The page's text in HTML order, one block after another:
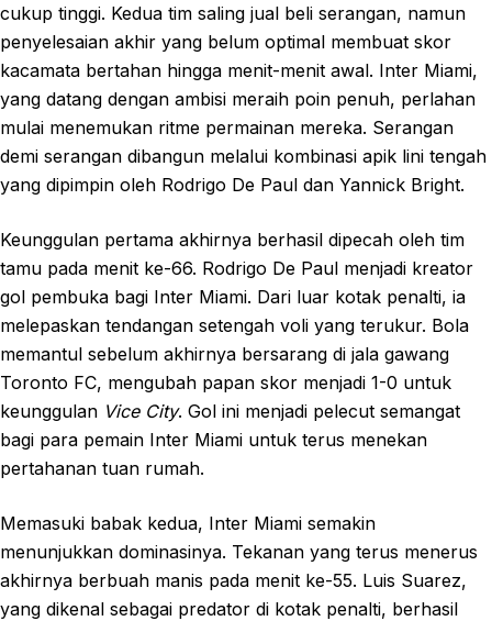
cukup tinggi. Kedua tim saling jual beli serangan, namun
penyelesaian akhir yang belum optimal membuat skor
kacamata bertahan hingga menit-menit awal. Inter Miami,
yang datang dengan ambisi meraih poin penuh, perlahan
mulai menemukan ritme permainan mereka. Serangan
demi serangan dibangun melalui kombinasi apik lini tengah
yang dipimpin oleh Rodrigo De Paul dan Yannick Bright.
Keunggulan pertama akhirnya berhasil dipecah oleh tim
tamu pada menit ke-66. Rodrigo De Paul menjadi kreator
gol pembuka bagi Inter Miami. Dari luar kotak penalti, ia
melepaskan tendangan setengah voli yang terukur. Bola
memantul sebelum akhirnya bersarang di jala gawang
Toronto FC, mengubah papan skor menjadi 1-0 untuk
keunggulan Vice City. Gol ini menjadi pelecut semangat
bagi para pemain Inter Miami untuk terus menekan
pertahanan tuan rumah.
Memasuki babak kedua, Inter Miami semakin
menunjukkan dominasinya. Tekanan yang terus menerus
akhirnya berbuah manis pada menit ke-55. Luis Suarez,
yang dikenal sebagai predator di kotak penalti, berhasil